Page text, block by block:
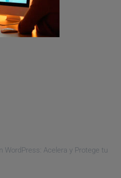
WordPress: Acelera y Protege tu